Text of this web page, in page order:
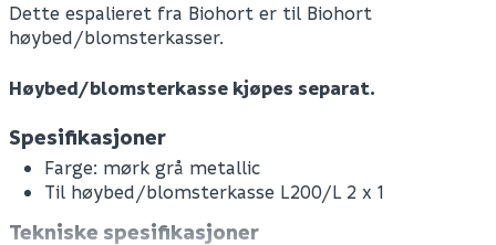
Dette espalieret fra Biohort er til Biohort
høybed/blomsterkasser.
Høybed/blomsterkasse kjøpes separat.
Spesifikasjoner
Farge: mørk grå metallic
Til høybed/blomsterkasse L200/L 2 x 1
Tekniske spesifikasjoner